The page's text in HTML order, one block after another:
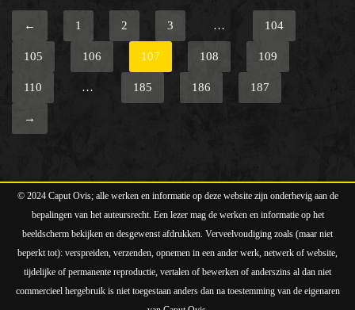
← 1 2 3 … 104
105 106 107 108 109
110 … 185 186 187
→
© 2024 Caput Ovis; alle werken en informatie op deze website zijn onderhevig aan de
bepalingen van het auteursrecht. Een lezer mag de werken en informatie op het
beeldscherm bekijken en desgewenst afdrukken. Verveelvoudiging zoals (maar niet
beperkt tot): verspreiden, verzenden, opnemen in een ander werk, netwerk of website,
tijdelijke of permanente reproductie, vertalen of bewerken of anderszins al dan niet
commercieel hergebruik is niet toegestaan anders dan na toestemming van de eigenaren